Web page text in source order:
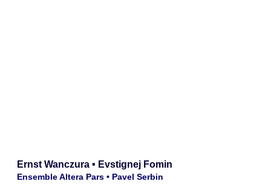
Ernst Wanczura • Evstignej Fomin
Ensemble Altera Pars • Pavel Serbin